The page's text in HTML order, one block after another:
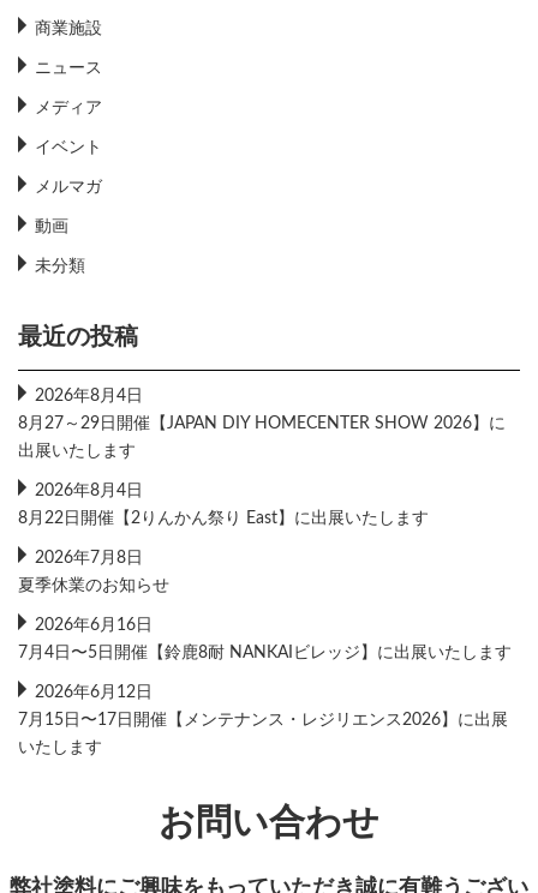
商業施設
ニュース
メディア
イベント
メルマガ
動画
未分類
最近の投稿
2026年8月4日
8月27～29日開催【JAPAN DIY HOMECENTER SHOW 2026】に
出展いたします
2026年8月4日
8月22日開催【2りんかん祭り East】に出展いたします
2026年7月8日
夏季休業のお知らせ
2026年6月16日
7月4日〜5日開催【鈴鹿8耐 NANKAIビレッジ】に出展いたします
2026年6月12日
7月15日〜17日開催【メンテナンス・レジリエンス2026】に出展
いたします